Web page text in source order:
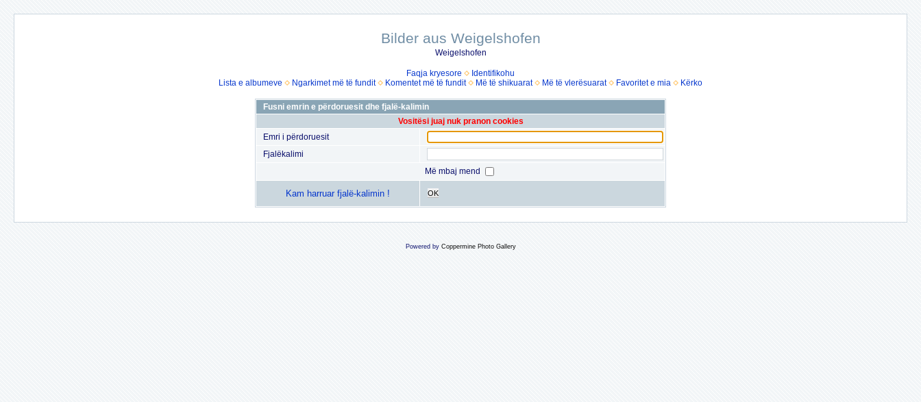
Bilder aus Weigelshofen
Weigelshofen
Faqja kryesore
Identifikohu
Lista e albumeve
Ngarkimet më të fundit Komentet më të fundit Më të shikuarat Më të vlerësuarat Favoritet e mia Kërko
Fusni emrin e përdoruesit dhe fjalë-kalimin
Vositësi juaj nuk pranon cookies
Emri i përdoruesit
Fjalëkalimi
Më mbaj mend
Kam harruar fjalë-kalimin ! OK
Powered by Coppermine Photo Gallery